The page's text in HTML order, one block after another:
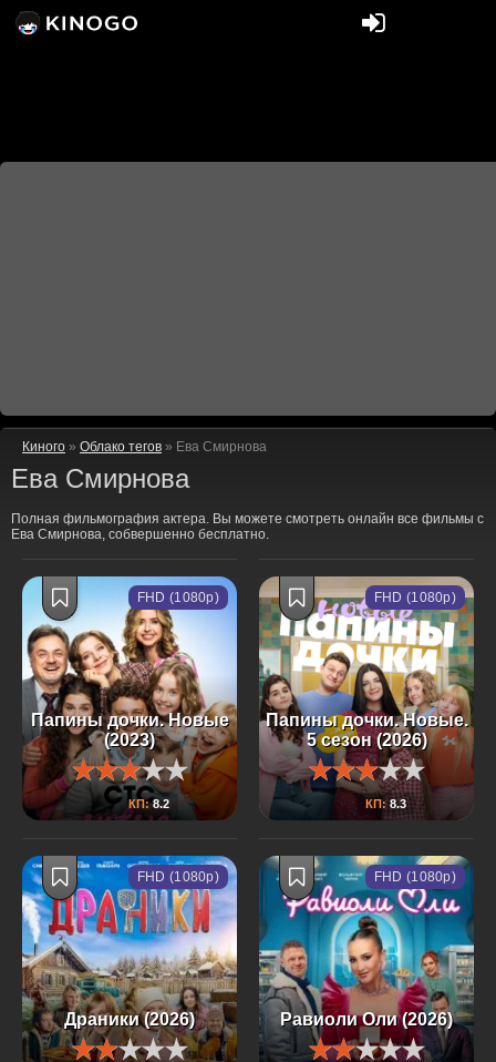
Киного » Облако тегов » Ева Смирнова
Ева Смирнова
Полная фильмография актера. Вы можете смотреть онлайн все фильмы с
Ева Смирнова, собвершенно бесплатно.
Папины дочки. Новые
(2023)
КП:8.2
FHD (1080p)
Папины дочки. Новые.
5 сезон (2026)
КП: 8.3
FHD (1080p)
Драники (2026)
FHD (1080p)
Равиоли Оли (2026)
FHD (1080p)